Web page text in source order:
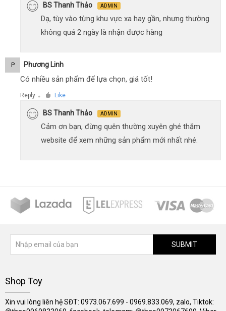
BS Thanh Thảo ADMIN
Dạ, tùy vào từng khu vực xa hay gần, nhưng thường
không quá 2 ngày là nhận được hàng
P Phương Linh
Có nhiều sản phẩm để lựa chọn, giá tốt!
Reply ● Like
BS Thanh Thảo ADMIN
Cảm ơn bạn, đừng quên thường xuyên ghé thăm
website để xem những sản phẩm mới nhất nhé.
SUBMIT
Shop Toy
Xin vui lòng liên hệ SĐT: 0973.067.699 - 0969.833.069, zalo, Tiktok: